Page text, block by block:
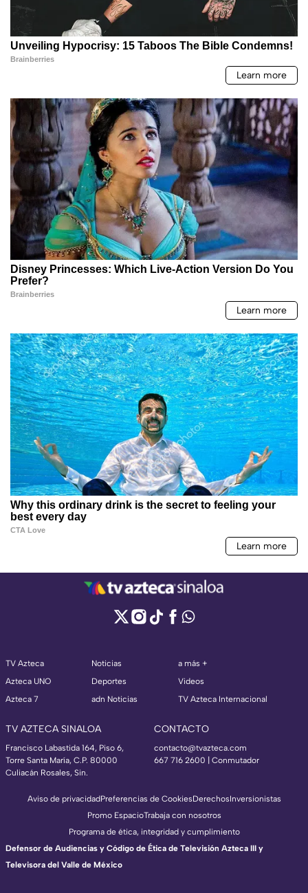
TV Azteca
Azteca UNO
Azteca 7
Noticias
Deportes
adn Noticias
a más +
Videos
TV Azteca Internacional
TV AZTECA SINALOA
Francisco Labastida 164, Piso 6,
Torre Santa María, C.P. 80000
Culiacán Rosales, Sin.
CONTACTO
contacto@tvazteca.com
667 716 2600 | Conmutador
Aviso de privacidadPreferencias de CookiesDerechosInversionistas
Promo EspacioTrabaja con nosotros
Programa de ética, integridad y cumplimiento
Defensor de Audiencias y Código de Ética de Televisión Azteca III y
Televisora del Valle de México